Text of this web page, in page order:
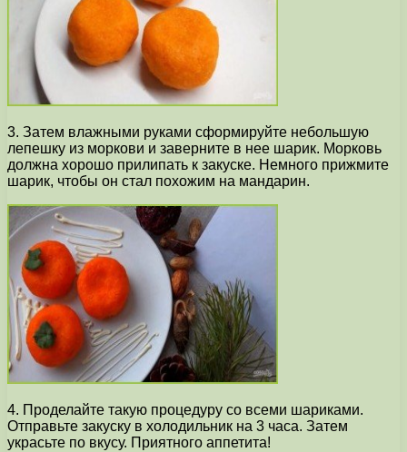
3. Затем влажными руками сформируйте небольшую
лепешку из моркови и заверните в нее шарик. Морковь
должна хорошо прилипать к закуске. Немного прижмите
шарик, чтобы он стал похожим на мандарин.
4. Проделайте такую процедуру со всеми шариками.
Отправьте закуску в холодильник на 3 часа. Затем
украсьте по вкусу. Приятного аппетита!